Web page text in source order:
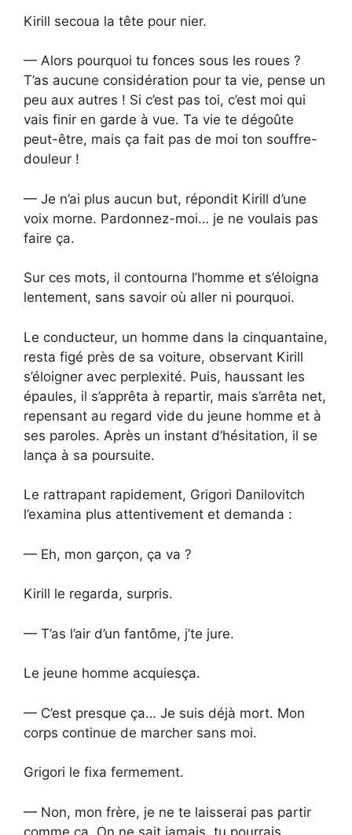
Kirill secoua la tête pour nier.
— Alors pourquoi tu fonces sous les roues ?
T’as aucune considération pour ta vie, pense un
peu aux autres ! Si c’est pas toi, c’est moi qui
vais finir en garde à vue. Ta vie te dégoûte
peut-être, mais ça fait pas de moi ton souffre-
douleur !
— Je n’ai plus aucun but, répondit Kirill d’une
voix morne. Pardonnez-moi… je ne voulais pas
faire ça.
Sur ces mots, il contourna l’homme et s’éloigna
lentement, sans savoir où aller ni pourquoi.
Le conducteur, un homme dans la cinquantaine,
resta figé près de sa voiture, observant Kirill
s’éloigner avec perplexité. Puis, haussant les
épaules, il s’apprêta à repartir, mais s’arrêta net,
repensant au regard vide du jeune homme et à
ses paroles. Après un instant d’hésitation, il se
lança à sa poursuite.
Le rattrapant rapidement, Grigori Danilovitch
l’examina plus attentivement et demanda :
— Eh, mon garçon, ça va ?
Kirill le regarda, surpris.
— T’as l’air d’un fantôme, j’te jure.
Le jeune homme acquiesça.
— C’est presque ça… Je suis déjà mort. Mon
corps continue de marcher sans moi.
Grigori le fixa fermement.
— Non, mon frère, je ne te laisserai pas partir
comme ça. On ne sait jamais, tu pourrais